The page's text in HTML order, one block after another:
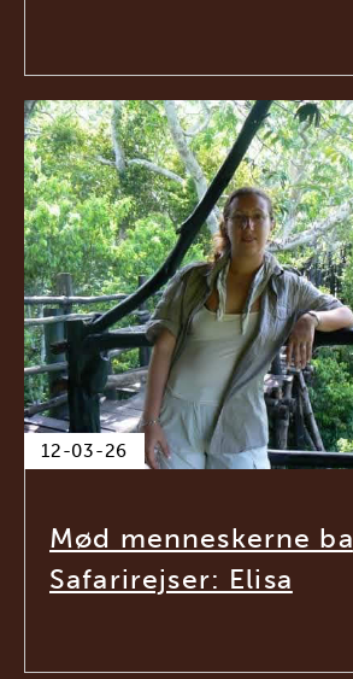
12-03-26
Mød menneskerne
Safarirejser: Elisa